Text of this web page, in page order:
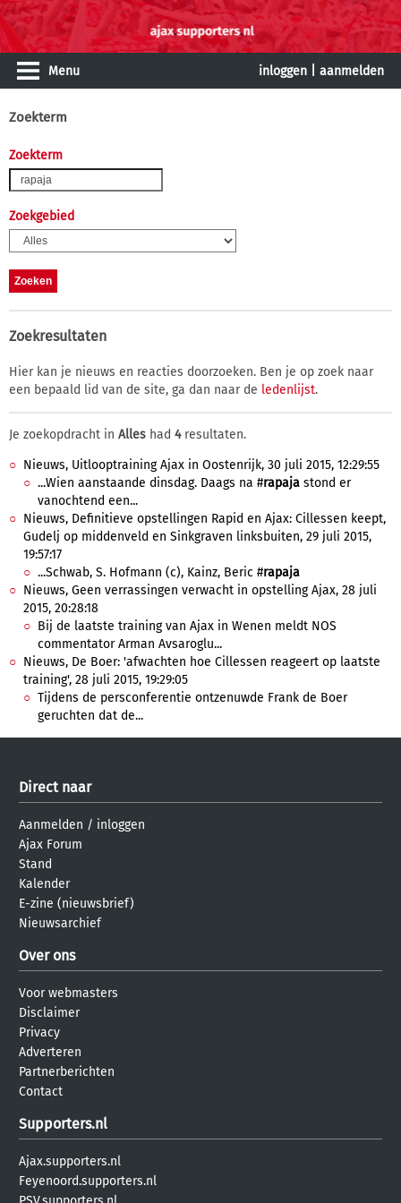
Menu inloggen aanmelden
Zoekterm
Zoekterm
Zoekgebied
Zoekresultaten
Hier kan je nieuws en reacties doorzoeken. Ben je op zoek naar
een bepaald lid van de site, ga dan naar de ledenlijst.
Je zoekopdracht in Alles had 4resultaten.
Nieuws, Uitlooptraining Ajax in Oostenrijk, 30 juli 2015, 12:29:55
...Wien aanstaande dinsdag. Daags na #rapaja stond er
vanochtend een...
Nieuws, Definitieve opstellingen Rapid en Ajax: Cillessen keept,
Gudelj op middenveld en Sinkgraven linksbuiten, 29 juli 2015,
19:57:17
...Schwab, S. Hofmann (c), Kainz, Beric #rapaja
Nieuws, Geen verrassingen verwacht in opstelling Ajax, 28 juli
2015, 20:28:18
Bij de laatste training van Ajax in Wenen meldt NOS
commentator Arman Avsaroglu...
Nieuws, De Boer: 'afwachten hoe Cillessen reageert op laatste
training', 28 juli 2015, 19:29:05
Tijdens de persconferentie ontzenuwde Frank de Boer
geruchten dat de...
Direct naar
Aanmelden / inloggen
Ajax Forum
Stand
Kalender
E-zine (nieuwsbrief)
Nieuwsarchief
Over ons
Voor webmasters
Disclaimer
Privacy
Adverteren
Partnerberichten
Contact
Supporters.nl
Ajax.supporters.nl
Feyenoord.supporters.nl